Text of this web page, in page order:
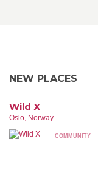
NEW PLACES
Wild X
Oslo, Norway
COMMUNITY